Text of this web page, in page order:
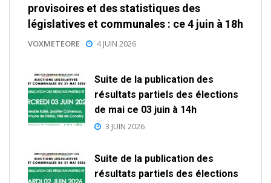
provisoires et des statistiques des
législatives et communales : ce 4 juin à 18h
VOXMETEORE 4 JUIN 2026
Suite de la publication des
résultats partiels des élections
de mai ce 03 juin à 14h
3 JUIN 2026
Suite de la publication des
résultats partiels des élections